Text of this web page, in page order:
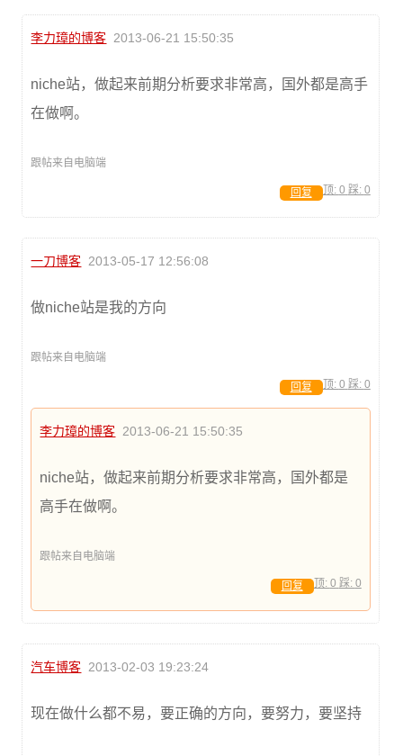
李力璋的博客 2013-06-21 15:50:35
niche站，做起来前期分析要求非常高，国外都是高手
在做啊。
跟帖来自电脑端
顶: 0 踩: 0
回复
一刀博客 2013-05-17 12:56:08
做niche站是我的方向
跟帖来自电脑端
顶: 0 踩: 0
回复
李力璋的博客 2013-06-21 15:50:35
niche站，做起来前期分析要求非常高，国外都是
高手在做啊。
跟帖来自电脑端
顶: 0 踩: 0
回复
汽车博客 2013-02-03 19:23:24
现在做什么都不易，要正确的方向，要努力，要坚持